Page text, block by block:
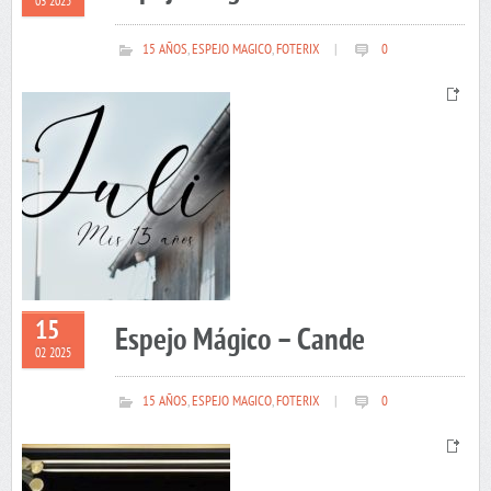
15 AÑOS,ESPEJO MAGICO,FOTERIX 0
15
02 2025 Espejo Mágico – Cande
15 AÑOS,ESPEJO MAGICO,FOTERIX 0